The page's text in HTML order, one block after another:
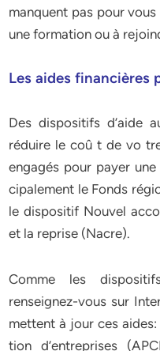
manquent pas pour vous
une formation ou à
Les aides financières
Des dispositifs d’aide
réduire le coû t de vo
engagés pour payer
cipalement le Fonds
le dispositif Nouvel
et la reprise (Nacre).
Comme les
renseignez-vous sur
mettent à jour ces
tion d’entreprises